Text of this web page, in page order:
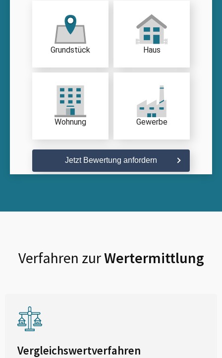
Grundstück Haus
Wohnung Gewerbe
Jetzt Bewertung anfordern
Verfahren zurWertermittlung
Vergleichswertverfahren